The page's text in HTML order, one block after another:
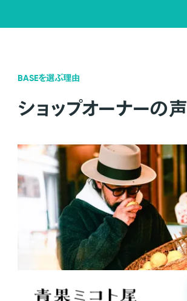
BASEを選ぶ理由
ショップオーナーの声